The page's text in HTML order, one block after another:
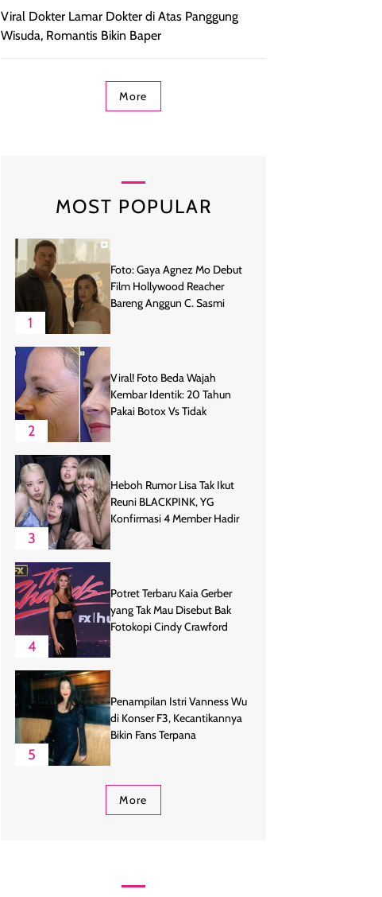
Viral Dokter Lamar Dokter di Atas Panggung
Wisuda, Romantis Bikin Baper
More
MOST POPULAR
1
Foto: Gaya Agnez Mo Debut
Film Hollywood Reacher
Bareng Anggun C. Sasmi
2
Viral! Foto Beda Wajah
Kembar Identik: 20 Tahun
Pakai Botox Vs Tidak
3
Heboh Rumor Lisa Tak Ikut
Reuni BLACKPINK, YG
Konfirmasi 4 Member Hadir
4
Potret Terbaru Kaia Gerber
yang Tak Mau Disebut Bak
Fotokopi Cindy Crawford
5
Penampilan Istri Vanness Wu
di Konser F3, Kecantikannya
Bikin Fans Terpana
More